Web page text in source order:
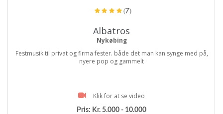
(7)
Albatros
Nykøbing
Festmusik til privat og firma fester. både det man kan synge med på,
nyere pop og gammelt
Klik for at se video
Pris: Kr. 5.000 - 10.000